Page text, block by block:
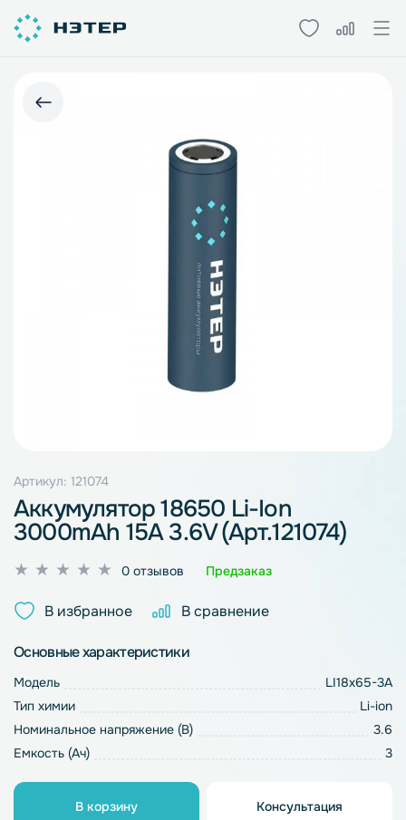
Артикул: 121074
Аккумулятор 18650 Li-Ion
3000mAh 15A 3.6V (Арт.121074)
Оценка
из
0 отзывов Предзаказ
В избранное В сравнение
Основные характеристики
Модель
LI18x65-3A
Тип химии
Li-ion
Номинальное напряжение (В)
3.6
Емкость (Ач)
3
В корзину Консультация